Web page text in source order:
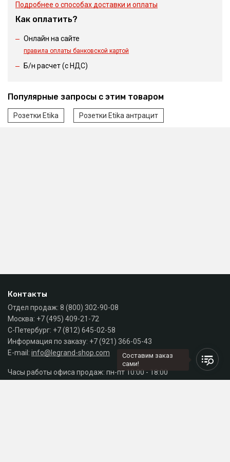
Подробнее о способах доставки и оплаты
Как оплатить?
Онлайн на сайте
правила оплаты банковской картой
Б/н расчет (c НДС)
Популярные запросы с этим товаром
Розетки Etika Розетки Etika антрацит
Контакты
Отдел продаж: 8 (800) 302-90-08
Москва: +7 (495) 409-21-72
С-Петербург: +7 (812) 645-02-58
Информация по заказу: +7 (921) 366-05-43
E-mail: info@legrand-shop.com
Часы работы офиса продаж: пн-пт 10:00 - 18:00
Составим заказ
сами!